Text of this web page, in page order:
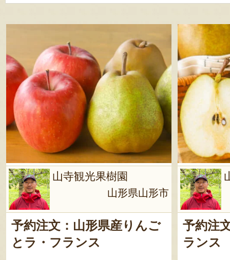
山寺観光果樹園
山形県山形市
予約注文：山形県産りんご
とラ・フランス
予約注
ランス